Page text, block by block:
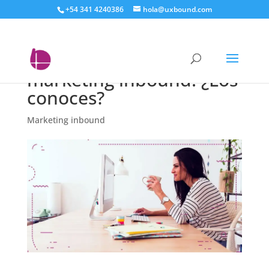
+54 341 4240386 hola@uxbound.com
Los recursos
fundamentales del
marketing inbound. ¿Los
conoces?
Marketing inbound